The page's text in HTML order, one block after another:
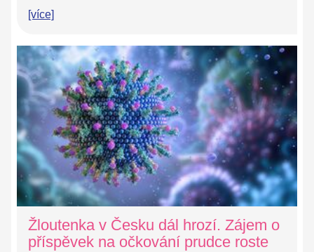
[více]
Žloutenka v Česku dál hrozí. Zájem o
příspěvek na očkování prudce roste